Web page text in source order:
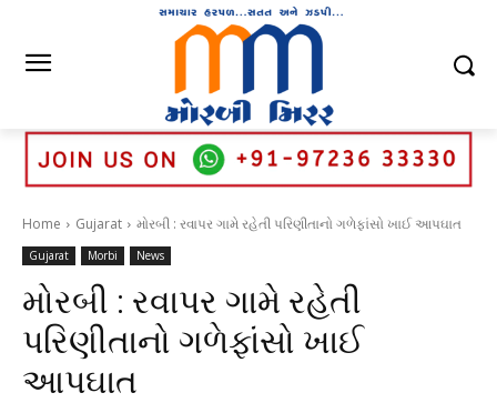
Home Gujarat મોરબી : રવાપર ગામે રહેતી પરિણીતાનો ગળેફાંસો ખાઈ આપઘાત
Gujarat Morbi News
મોરબી : રવાપર ગામે રહેતી
પરિણીતાનો ગળેફાંસો ખાઈ
આપઘાત